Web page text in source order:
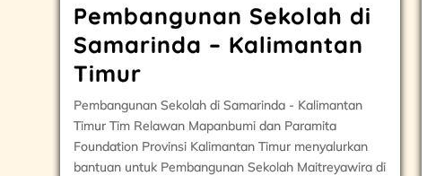
Pembangunan Sekolah di
Samarinda – Kalimantan
Timur
Pembangunan Sekolah di Samarinda - Kalimantan
Timur Tim Relawan Mapanbumi dan Paramita
Foundation Provinsi Kalimantan Timur menyalurkan
bantuan untuk Pembangunan Sekolah Maitreyawira di